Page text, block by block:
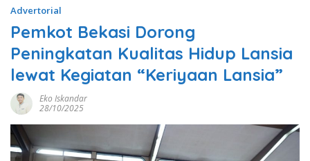
Advertorial
Pemkot Bekasi Dorong
Peningkatan Kualitas Hidup Lansia
lewat Kegiatan “Keriyaan Lansia”
Eko Iskandar
28/10/2025